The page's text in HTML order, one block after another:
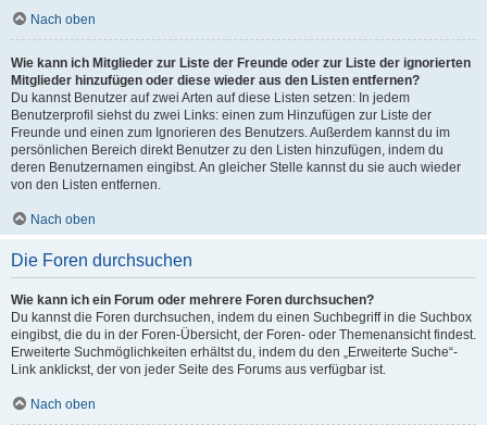
Nach oben
Wie kann ich Mitglieder zur Liste der Freunde oder zur Liste der ignorierten
Mitglieder hinzufügen oder diese wieder aus den Listen entfernen?
Du kannst Benutzer auf zwei Arten auf diese Listen setzen: In jedem
Benutzerprofil siehst du zwei Links: einen zum Hinzufügen zur Liste der
Freunde und einen zum Ignorieren des Benutzers. Außerdem kannst du im
persönlichen Bereich direkt Benutzer zu den Listen hinzufügen, indem du
deren Benutzernamen eingibst. An gleicher Stelle kannst du sie auch wieder
von den Listen entfernen.
Nach oben
Die Foren durchsuchen
Wie kann ich ein Forum oder mehrere Foren durchsuchen?
Du kannst die Foren durchsuchen, indem du einen Suchbegriff in die Suchbox
eingibst, die du in der Foren-Übersicht, der Foren- oder Themenansicht findest.
Erweiterte Suchmöglichkeiten erhältst du, indem du den „Erweiterte Suche“-
Link anklickst, der von jeder Seite des Forums aus verfügbar ist.
Nach oben